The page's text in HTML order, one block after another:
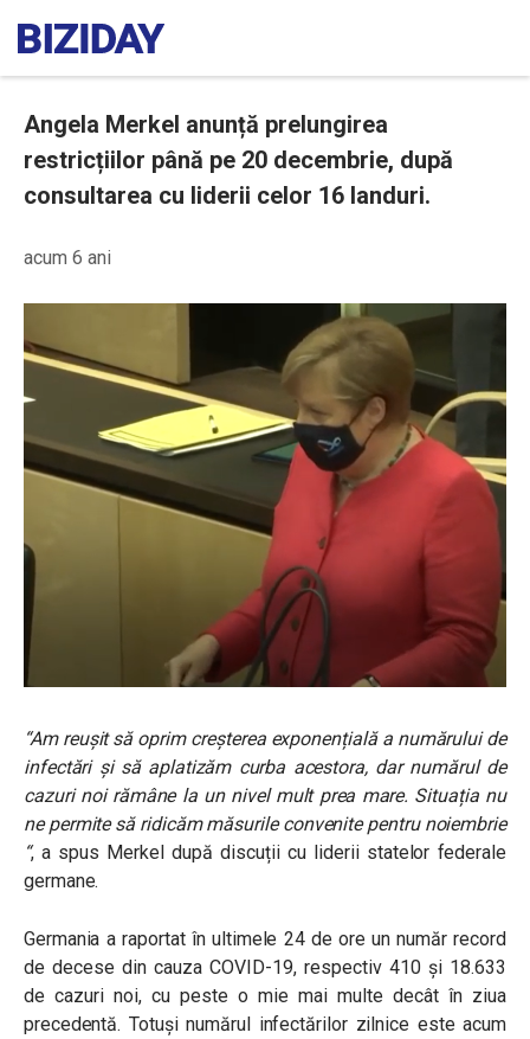
Angela Merkel anunță prelungirea
restricțiilor până pe 20 decembrie, după
consultarea cu liderii celor 16 landuri.
acum 6 ani
“Am reușit să oprim creșterea exponențială a numărului de
infectări și să aplatizăm curba acestora, dar numărul de
cazuri noi rămâne la un nivel mult prea mare. Situația nu
ne permite să ridicăm măsurile convenite pentru noiembrie
“, a spus Merkel după discuții cu liderii statelor federale
germane.
Germania a raportat în ultimele 24 de ore un număr record
de decese din cauza COVID-19, respectiv 410 și 18.633
de cazuri noi, cu peste o mie mai multe decât în ziua
precedentă. Totuși numărul infectărilor zilnice este acum